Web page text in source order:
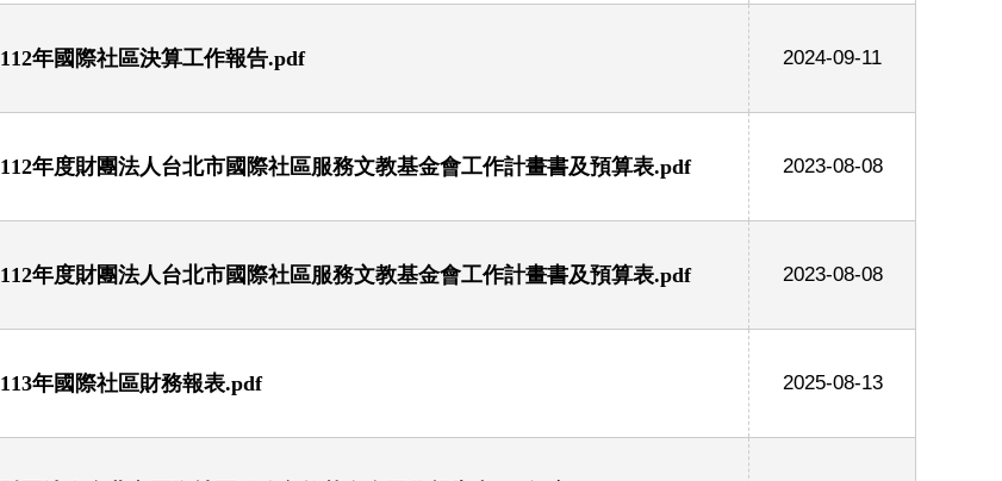
112年國際社區決算工作報告.pdf 2024-09-11
112年度財團法人台北市國際社區服務文教基金會工作計畫書及預算表.pdf 2023-08-08
112年度財團法人台北市國際社區服務文教基金會工作計畫書及預算表.pdf 2023-08-08
113年國際社區財務報表.pdf 2025-08-13